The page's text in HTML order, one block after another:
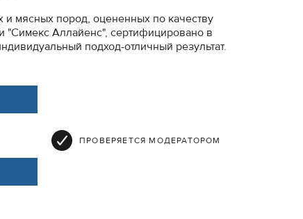
мясных пород, оцененных по качеству
"Симекс Аллайенс", сертифицировано в
подход-отличный результат.
ПРОВЕРЯЕТСЯ МОДЕРАТОРОМ